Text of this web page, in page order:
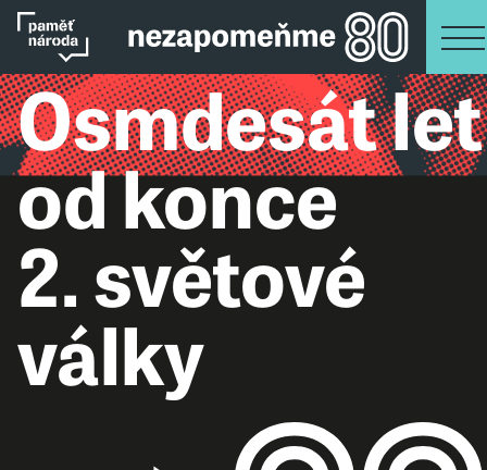
Osmdesát let
od konce
2. světové
války